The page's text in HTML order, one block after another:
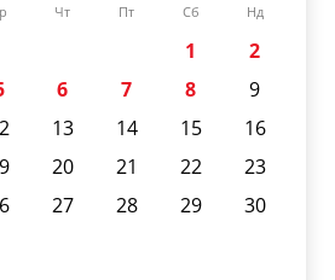
Чт Пт Сб Нд
1
2
6 7 8
9
13 14 15
16
20 21 22
23
27 28 29
30